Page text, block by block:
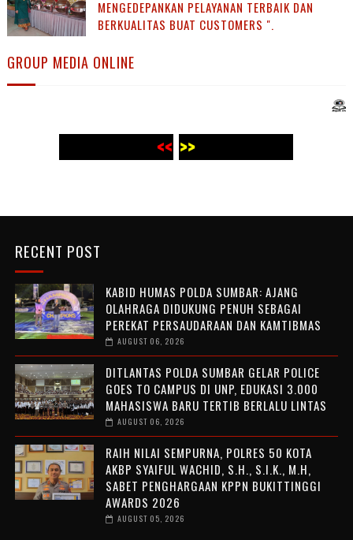
MENGEDEPANKAN PELAYANAN TERBAIK DAN
BERKUALITAS BUAT CUSTOMERS ".
GROUP MEDIA ONLINE
WWW.PANJI POST.COM >>
<< WWW.PANJI POST.COM >>
RECENT POST
KABID HUMAS POLDA SUMBAR: AJANG
OLAHRAGA DIDUKUNG PENUH SEBAGAI
PEREKAT PERSAUDARAAN DAN KAMTIBMAS
AUGUST 06, 2026
DITLANTAS POLDA SUMBAR GELAR POLICE
GOES TO CAMPUS DI UNP, EDUKASI 3.000
MAHASISWA BARU TERTIB BERLALU LINTAS
AUGUST 06, 2026
RAIH NILAI SEMPURNA, POLRES 50 KOTA
AKBP SYAIFUL WACHID, S.H., S.I.K., M.H,
SABET PENGHARGAAN KPPN BUKITTINGGI
AWARDS 2026
AUGUST 05, 2026